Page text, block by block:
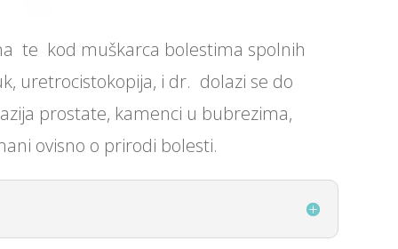
te kod muškarca bolestima spolnih
uretrocistokopija, i dr. dolazi se do
prostate, kamenci u bubrezima,
ovisno o prirodi bolesti.